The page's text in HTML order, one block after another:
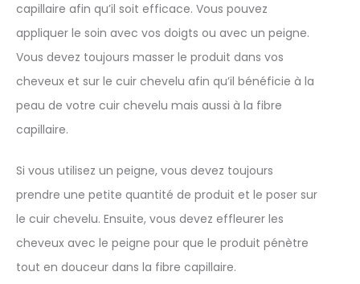
capillaire afin qu’il soit efficace. Vous pouvez
appliquer le soin avec vos doigts ou avec un peigne.
Vous devez toujours masser le produit dans vos
cheveux et sur le cuir chevelu afin qu’il bénéficie à la
peau de votre cuir chevelu mais aussi à la fibre
capillaire.
Si vous utilisez un peigne, vous devez toujours
prendre une petite quantité de produit et le poser sur
le cuir chevelu. Ensuite, vous devez effleurer les
cheveux avec le peigne pour que le produit pénètre
tout en douceur dans la fibre capillaire.